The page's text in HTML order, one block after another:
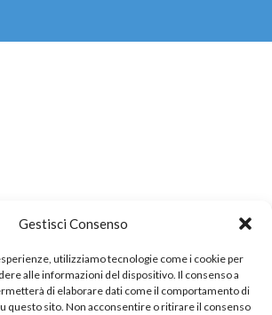
Gestisci Consenso
utilizziamo tecnologie come i cookie per
alle informazioni del dispositivo. Il consenso a
di elaborare dati come il comportamento di
questo sito. Non acconsentire o ritirare il consenso